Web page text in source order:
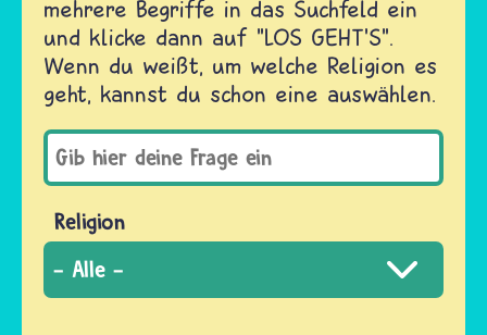
mehrere Begriffe in das Suchfeld ein
und klicke dann auf "LOS GEHT'S".
Wenn du weißt, um welche Religion es
geht, kannst du schon eine auswählen.
Religion